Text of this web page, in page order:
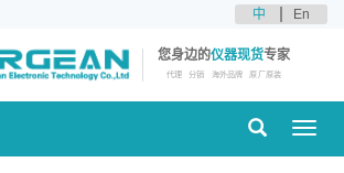
中 En
您身边的仪器现货专家
代理 分销 海外品牌 原厂原装